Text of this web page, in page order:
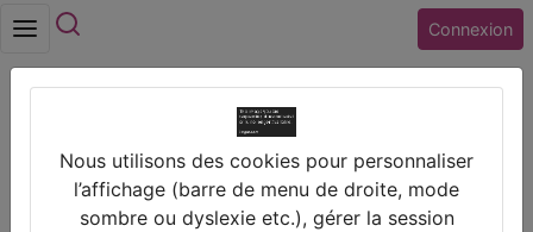
Connexion
Collège IRENE JOLIOT-CURIE (18) MEHUN SUR
YEVRE
Nous utilisons des cookies pour personnaliser
l’affichage (barre de menu de droite, mode
sombre ou dyslexie etc.), gérer la session